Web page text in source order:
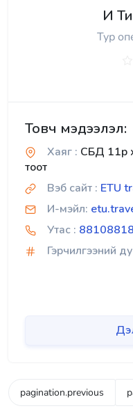
И
Тур
Товч мэдээлэл:
Хаяг : СБД 11р
тоот
Вэб сайт : ETU
И-мэйл:
Утас : 88108818
Гэрчилгээний
pagination.previous